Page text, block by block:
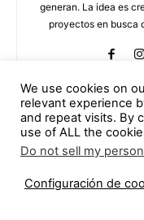
generan. La idea es
proyectos en busca
ARTÍCULOS
We use cookies on
relevant experience
and repeat visits. By
use of ALL the
Do not sell my
Configuración de